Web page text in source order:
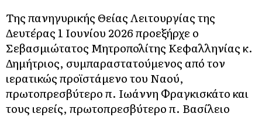
Της πανηγυρικής Θείας Λειτουργίας της
Δευτέρας 1 Ιουνίου 2026 προεξήρχε ο
Σεβασμιώτατος Μητροπολίτης Κεφαλληνίας κ.
Δημήτριος, συμπαραστατούμενος από τον
ιερατικώς προϊστάμενο του Ναού,
πρωτοπρεσβύτερο π. Ιωάννη Φραγκισκάτο και
τους ιερείς, πρωτοπρεσβύτερο π. Βασίλειο